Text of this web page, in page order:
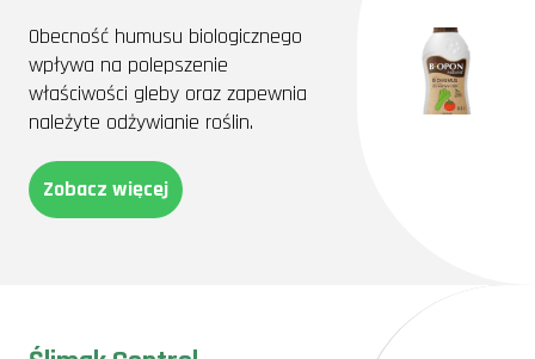
Obecność humusu biologicznego
wpływa na polepszenie
właściwości gleby oraz zapewnia
należyte odżywianie roślin.
Zobacz więcej